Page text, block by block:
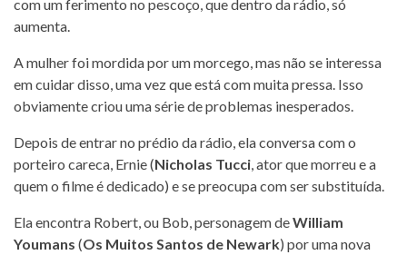
com um ferimento no pescoço, que dentro da rádio, só
aumenta.
A mulher foi mordida por um morcego, mas não se interessa
em cuidar disso, uma vez que está com muita pressa. Isso
obviamente criou uma série de problemas inesperados.
Depois de entrar no prédio da rádio, ela conversa com o
porteiro careca, Ernie (Nicholas Tucci , ator que morreu e a
quem o filme é dedicado) e se preocupa com ser substituída.
Ela encontra Robert, ou Bob, personagem deWilliam
Youmans (Os Muitos Santos de Newark) por uma nova